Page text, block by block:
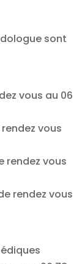
sont
vous au 06
vous
rendez vous
rendez vous